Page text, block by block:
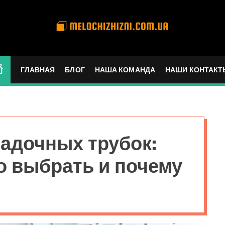
c
h
z
n
c
ГЛАВНАЯ БЛОГ НАША КОМАНДА НАШИ
трубок:
выбрать и почему